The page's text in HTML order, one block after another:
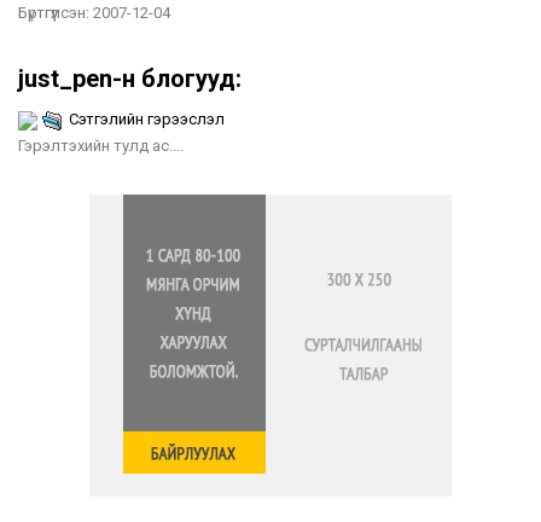
Бүртгүүлсэн: 2007-12-04
just_pen-н блогууд:
Сэтгэлийн гэрээслэл
Гэрэлтэхийн тулд ас....